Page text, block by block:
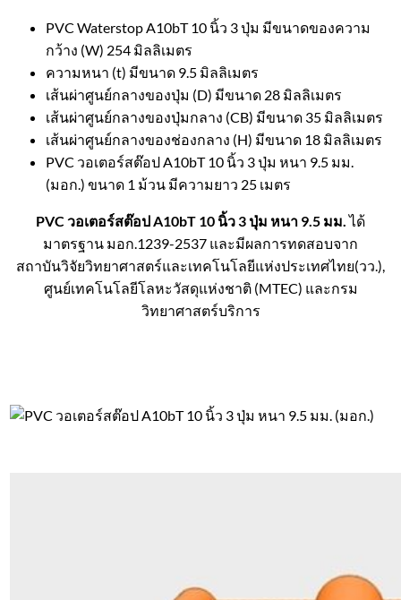
PVC Waterstop A10bT 10 นิ้ว 3 ปุ่ม มีขนาดของความ
กว้าง (W) 254 มิลลิเมตร
ความหนา (t) มีขนาด 9.5 มิลลิเมตร
เส้นผ่าศูนย์กลางของปุ่ม (D) มีขนาด 28 มิลลิเมตร
เส้นผ่าศูนย์กลางของปุ่มกลาง (CB) มีขนาด 35 มิลลิเมตร
เส้นผ่าศูนย์กลางของช่องกลาง (H) มีขนาด 18 มิลลิเมตร
PVC วอเตอร์สต๊อป A10bT 10 นิ้ว 3 ปุ่ม หนา 9.5 มม.
(มอก.) ขนาด 1 ม้วน มีความยาว 25 เมตร
PVC วอเตอร์สต๊อป A10bT 10 นิ้ว 3 ปุ่ม หนา 9.5 มม.ได้
มาตรฐาน มอก.1239-2537 และมีผลการทดสอบจาก
สถาบันวิจัยวิทยาศาสตร์และเทคโนโลยีแห่งประเทศไทย(วว.),
ศูนย์เทคโนโลยีโลหะวัสดุแห่งชาติ (MTEC) และกรม
วิทยาศาสตร์บริการ